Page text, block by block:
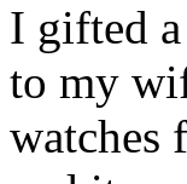
I gifted
to my
watches